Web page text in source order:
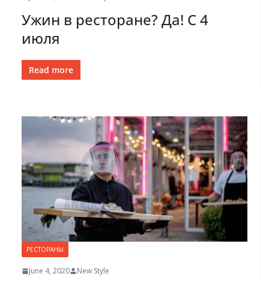
Ужин в ресторане? Да! С 4
июля
Read more
РЕСТОРАНЫ
June 4, 2020 New Style